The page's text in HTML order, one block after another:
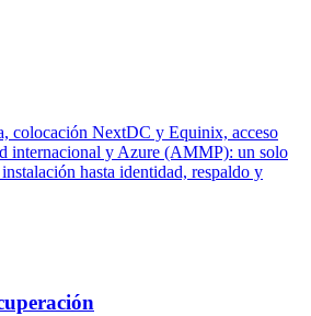
colocación NextDC y Equinix, acceso
internacional y Azure (AMMP): un solo
hasta identidad, respaldo y